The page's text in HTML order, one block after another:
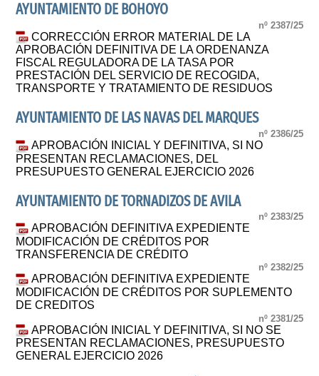
AYUNTAMIENTO DE BOHOYO
nº 2387/25
CORRECCIÓN ERROR MATERIAL DE LA
APROBACIÓN DEFINITIVA DE LA ORDENANZA
FISCAL REGULADORA DE LA TASA POR
PRESTACIÓN DEL SERVICIO DE RECOGIDA,
TRANSPORTE Y TRATAMIENTO DE RESIDUOS
AYUNTAMIENTO DE LAS NAVAS DEL MARQUES
nº 2386/25
APROBACIÓN INICIAL Y DEFINITIVA, SI NO
PRESENTAN RECLAMACIONES, DEL
PRESUPUESTO GENERAL EJERCICIO 2026
AYUNTAMIENTO DE TORNADIZOS DE AVILA
nº 2383/25
APROBACIÓN DEFINITIVA EXPEDIENTE
MODIFICACIÓN DE CRÉDITOS POR
TRANSFERENCIA DE CRÉDITO
nº 2382/25
APROBACIÓN DEFINITIVA EXPEDIENTE
MODIFICACIÓN DE CRÉDITOS POR SUPLEMENTO
DE CREDITOS
nº 2381/25
APROBACIÓN INICIAL Y DEFINITIVA, SI NO SE
PRESENTAN RECLAMACIONES, PRESUPUESTO
GENERAL EJERCICIO 2026